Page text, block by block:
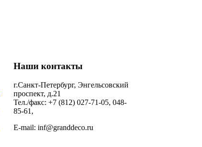
Наши контакты
г.Санкт-Петербург, Энгельсовский
проспект, д.21
Тел./факс: +7 (812) 027-71-05, 048-
85-61,
E-mail: inf@granddeco.ru